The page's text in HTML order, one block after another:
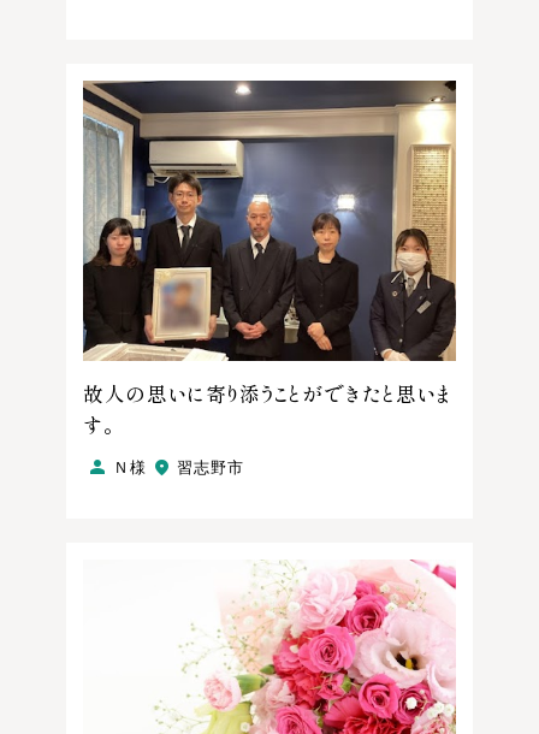
故人の思いに寄り添うことができたと思いま
す。
Ｎ様 習志野市